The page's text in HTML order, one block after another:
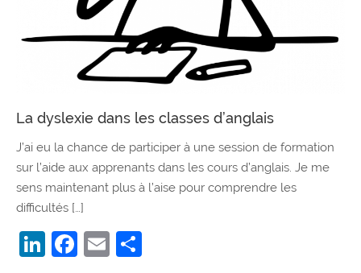
La dyslexie dans les classes d’anglais
J’ai eu la chance de participer à une session de formation
sur l’aide aux apprenants dans les cours d’anglais. Je me
sens maintenant plus à l’aise pour comprendre les
difficultés […]
LinkedIn
Facebook
Email